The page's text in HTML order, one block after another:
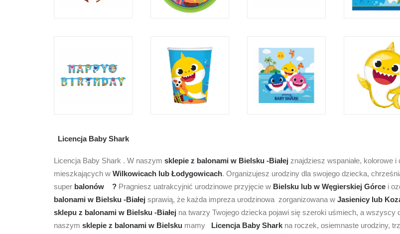
Licencja Baby Shark
Licencja Baby Shark . W naszym sklepie z balonami w Bielsku -Białej znajdziesz wspaniałe, kolorowe i
mieszkających w Wilkowicach lub Łodygowicach. Organizujesz urodziny dla swojego dziecka,
super balonów ? Pragniesz uatrakcyjnić urodzinowe przyjęcie w Bielsku lub w Węgierskiej Górce i
balonami w Bielsku -Białej sprawią, że każda impreza urodzinowa zorganizowana w Jasienicy lub
sklepu z balonami w Bielsku -Białej na twarzy Twojego dziecka pojawi się szeroki uśmiech, a wszyscy
naszym sklepie z balonami w Bielsku mamy Licencja Baby Shark na roczek, osiemnaste urodziny,